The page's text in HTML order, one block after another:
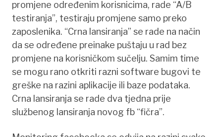
promjene određenim korisnicima, rade “A/B
testiranja”, testiraju promjene samo preko
zaposlenika. “Crna lansiranja” se rade na način
da se određene preinake puštaju u rad bez
promjene na korisničkom sučelju. Samim time
se mogu rano otkriti razni software bugovi te
greške na razini aplikacije ili baze podataka.
Crna lansiranja se rade dva tjedna prije
službenog lansiranja novog fb “fičra”.